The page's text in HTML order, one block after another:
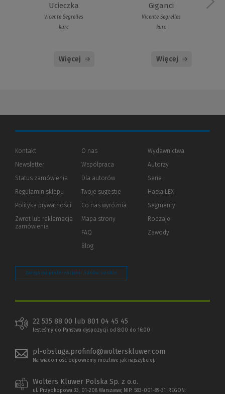
Ucieczka
Vicente Segrelles
kurc
Więcej
Giganci
Vicente Segrelles
kurc
Więcej
Kontakt
Newsletter
Status zamówienia
Regulamin sklepu
Polityka prywatności (Nowe
(Link
innej
Zwrot lub reklamacja
zamówienia
O nas
Współpraca
Dla autorów(Nowe
(Link
innej
Twoje sugestie
Co nas wyróżnia
Mapa strony
FAQ
Blog
Wydawnictwa
Autorzy
Serie
Hasła LEX
Segmenty
Rodzaje
Zawody
Zarządzaj preferencjami plików cookie
22 535 88 00 lub 801 04 45 45
Jesteśmy do Państwa dyspozycji od 8:00 do 16:00
pl-obsluga.profinfo@wolterskluwer.com
Na wiadomość odpowiemy możliwe jak najszybciej.
Wolters Kluwer Polska Sp. z o.o.
ul. Przyokopowa 33, 01-208 Warszawa; NIP: 583-001-89-31, REGON: